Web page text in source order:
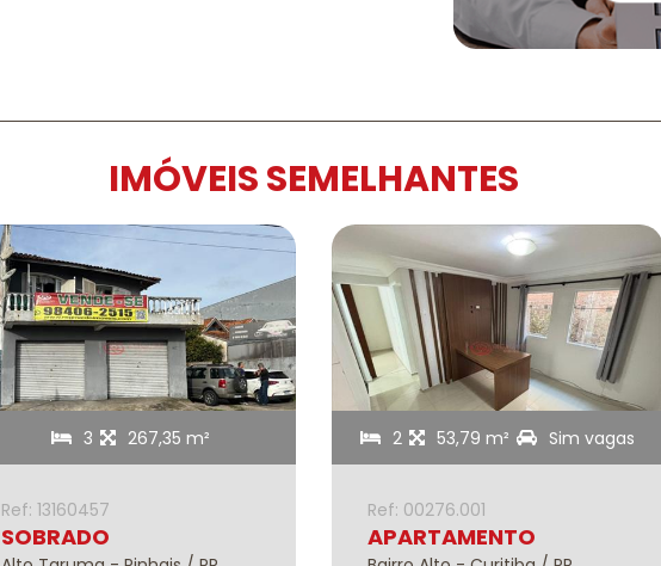
IMÓVEIS SEMELHANTES
3 267,35 m²
Ref: 13160457
SOBRADO
2 53,79 m² Sim vagas
Ref: 00276.001
APARTAMENTO